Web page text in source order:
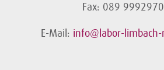
Fax: 089
E-Mail: info@labor-